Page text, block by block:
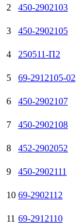
2 450-2902103
3
450-2902105
4
250511-П2
5
69-2912105-02
6
450-2902107
7
450-2902108
8
452-2902052
9
450-2902111
10 69-2902112
11 69-2912110